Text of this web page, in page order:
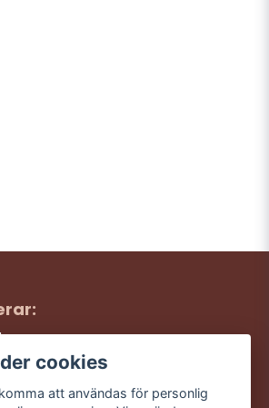
499:-
cookies
att användas för personlig